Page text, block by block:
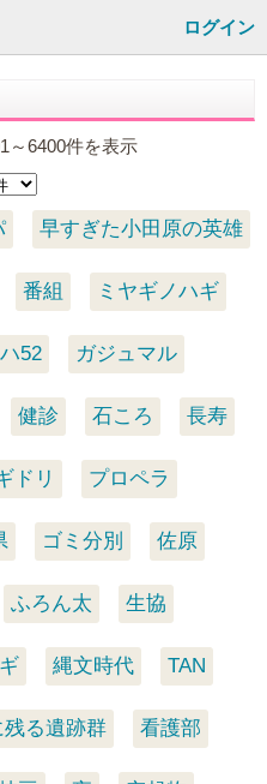
ログイン
～6400件を表示
早すぎた小田原の英雄
番組 ミヤギノハギ
52 ガジュマル
健診 石ころ 長寿
ドリ プロペラ
ゴミ分別 佐原
ふろん太 生協
縄文時代 TAN
る遺跡群 看護部